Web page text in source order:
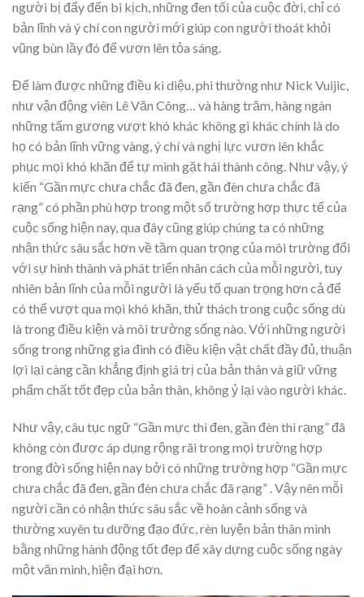
người bị đẩy đến bi kịch, những đen tối của cuộc đời, chỉ có
bản lĩnh và ý chí con người mới giúp con người thoát khỏi
vũng bùn lầy đó để vươn lên tỏa sáng.
Để làm được những điều kì diệu, phi thường như Nick Vuijic,
như vận động viên Lê Văn Công… và hàng trăm, hàng ngàn
những tấm gương vượt khó khác không gì khác chính là do
họ có bản lĩnh vững vàng, ý chí và nghị lực vươn lên khắc
phục mọi khó khăn để tự mình gặt hái thành công. Như vậy, ý
kiến “Gần mực chưa chắc đã đen, gần đèn chưa chắc đã
rạng” có phần phù hợp trong một số trường hợp thực tế của
cuộc sống hiện nay, qua đây cũng giúp chúng ta có những
nhận thức sâu sắc hơn về tầm quan trọng của môi trường đối
với sự hình thành và phát triển nhân cách của mỗi người, tuy
nhiên bản lĩnh của mỗi người là yếu tố quan trọng hơn cả để
có thể vượt qua mọi khó khăn, thử thách trong cuộc sống dù
là trong điều kiện và môi trường sống nào. Với những người
sống trong những gia đình có điều kiện vật chất đầy đủ, thuận
lợi lại càng cần khẳng định giá trị của bản thân và giữ vững
phẩm chất tốt đẹp của bản thân, không ỷ lại vào người khác.
Như vậy, câu tục ngữ “Gần mực thì đen, gần đèn thì rạng” đã
không còn được áp dụng rộng rãi trong mọi trường hợp
trong đời sống hiện nay bởi có những trường hợp “Gần mực
chưa chắc đã đen, gần đèn chưa chắc đã rạng” . Vậy nên mỗi
người cần có nhận thức sâu sắc về hoàn cảnh sống và
thường xuyên tu dưỡng đạo đức, rèn luyện bản thân mình
bằng những hành động tốt đẹp để xây dựng cuộc sống ngày
một văn minh, hiện đại hơn.